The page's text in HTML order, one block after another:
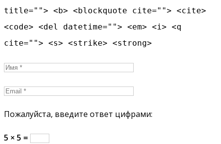
title=""> <b> <blockquote cite=""> <cite>
<code> <del datetime=""> <em> <i> <q
cite=""> <s> <strike> <strong>
Пожалуйста, введите ответ цифрами:
5 × 5 =